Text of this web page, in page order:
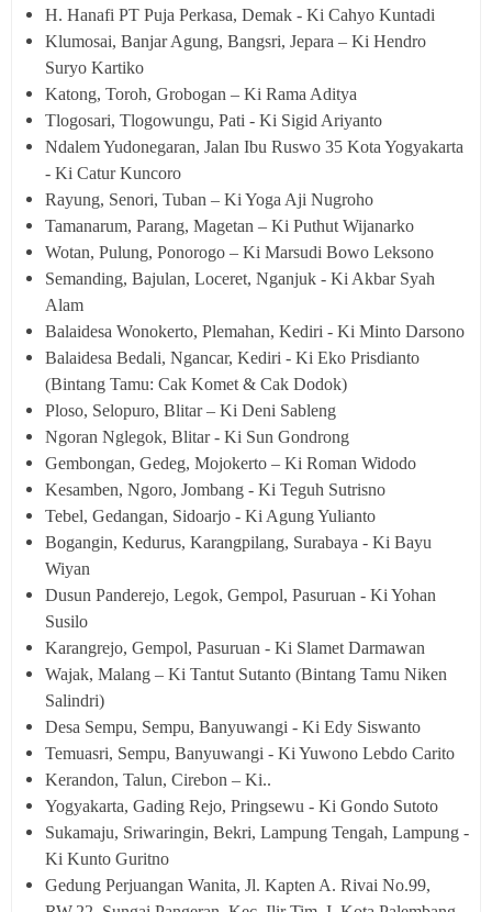
H. Hanafi PT Puja Perkasa, Demak - Ki Cahyo Kuntadi
Klumosai, Banjar Agung, Bangsri, Jepara – Ki Hendro
Suryo Kartiko
Katong, Toroh, Grobogan – Ki Rama Aditya
Tlogosari, Tlogowungu, Pati - Ki Sigid Ariyanto
Ndalem Yudonegaran, Jalan Ibu Ruswo 35 Kota Yogyakarta
- Ki Catur Kuncoro
Rayung, Senori, Tuban – Ki Yoga Aji Nugroho
Tamanarum, Parang, Magetan – Ki Puthut Wijanarko
Wotan, Pulung, Ponorogo – Ki Marsudi Bowo Leksono
Semanding, Bajulan, Loceret, Nganjuk - Ki Akbar Syah
Alam
Balaidesa Wonokerto, Plemahan, Kediri - Ki Minto Darsono
Balaidesa Bedali, Ngancar, Kediri - Ki Eko Prisdianto
(Bintang Tamu: Cak Komet & Cak Dodok)
Ploso, Selopuro, Blitar – Ki Deni Sableng
Ngoran Nglegok, Blitar - Ki Sun Gondrong
Gembongan, Gedeg, Mojokerto – Ki Roman Widodo
Kesamben, Ngoro, Jombang - Ki Teguh Sutrisno
Tebel, Gedangan, Sidoarjo - Ki Agung Yulianto
Bogangin, Kedurus, Karangpilang, Surabaya - Ki Bayu
Wiyan
Dusun Panderejo, Legok, Gempol, Pasuruan - Ki Yohan
Susilo
Karangrejo, Gempol, Pasuruan - Ki Slamet Darmawan
Wajak, Malang – Ki Tantut Sutanto (Bintang Tamu Niken
Salindri)
Desa Sempu, Sempu, Banyuwangi - Ki Edy Siswanto
Temuasri, Sempu, Banyuwangi - Ki Yuwono Lebdo Carito
Kerandon, Talun, Cirebon – Ki..
Yogyakarta, Gading Rejo, Pringsewu - Ki Gondo Sutoto
Sukamaju, Sriwaringin, Bekri, Lampung Tengah, Lampung -
Ki Kunto Guritno
Gedung Perjuangan Wanita, Jl. Kapten A. Rivai No.99,